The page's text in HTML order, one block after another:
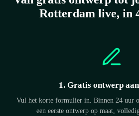
Rotterdam live, in
1. Gratis ontwerp
Vul het korte formulier in. Binnen 24 uur
een eerste ontwerp op maat,